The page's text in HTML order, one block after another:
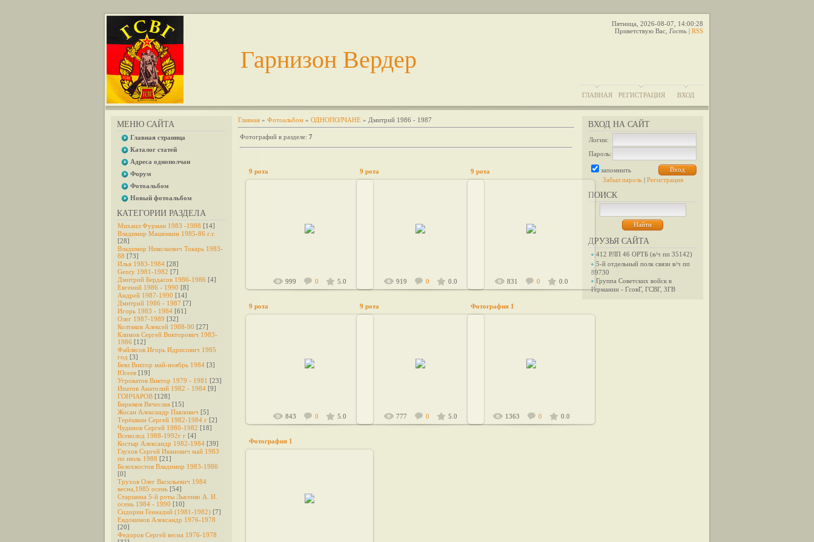
Гарнизон Вердер
Пятница, 2026-08-07, 14:00:28
Приветствую Вас Гость | RSS
ГЛАВНАЯ РЕГИСТРАЦИЯ ВХОД
МЕНЮ САЙТА
Главная страница
Каталог статей
Адреса однополчан
Форум
Фотоальбом
Новый фотоальбом
КАТЕГОРИИ РАЗДЕЛА
Михаил Фурман 1983 -1988 [14]
Владимир Машенкин 1985-86 г.г.
[28]
Владимир Николаевич Токарь 1983-
88 [73]
Илья 1983-1984 [28]
Genry 1981-1982 [7]
Дмитрий Бердасов 1986-1986 [4]
Евгений 1986 - 1990 [8]
Андрей 1987-1990 [14]
Дмитрий 1986 - 1987 [7]
Игорь 1983 - 1984 [61]
Олег 1987-1989 [32]
Колтаков Алексей 1988-90 [27]
Климов Сергей Викторович 1983-
1986 [12]
Файлясов Игорь Идрисович 1985
год [3]
Бевз Виктор май-ноябрь 1984 [3]
Юсеев [19]
Угроватов Виктор 1979 - 1981 [23]
Ипатов Анатолий 1982 - 1984 [9]
ГОНЧАРОВ [128]
Бирюков Вячеслав [15]
Жосан Александр Павлович [5]
Терёшкин Сергей 1982-1984 г [2]
Чудинов Сергей 1980-1982 [18]
Всеволод 1988-1992г г [4]
Костыр Александр 1982-1984 [39]
Глухов Сергей Иванович май 1983
по июль 1988 [21]
Белохвостов Владимир 1983-1986
[0]
Трухов Олег Васильевич 1984
весна,1985 осень [54]
Старшина 5-й роты Лысенко А. И.
осень 1984 - 1990 [10]
Сидорин Геннадий (1981-1982) [7]
Евдокимов Александр 1976-1978
[20]
Федоров Cергей весна 1976-1978
ВХОД НА САЙТ
Логин:
Пароль:
запомнить
Забыл пароль| Регистрация
ПОИСК
ДРУЗЬЯ САЙТА
412 РЛП 46 ОРТБ (в/ч пп 35142)
5-й отдельный полк связи в/ч пп
89730
Группа Советских войск в
Германии - ГсовГ, ГСВГ, ЗГВ
Главная » Фотоальбом » ОДНОПОЛЧАНЕ » Дмитрий 1986 - 1987
Фотографий в разделе: 7
9 рота
сержанты 9 роты, лето 1987
999 0 5.0
9 рота
Потсдам, 1987
919 0 0.0
9 рота
февраль 1987, 1 взвод
831 0 0.0
9 рота
май 1987, 1 взвод
843 0 5.0
9 рота
лето 1986, 1 взвод
777 0 5.0
Фотография 1
2006-12-24
1363 0 0.0
Фотография 1
2006-12-24